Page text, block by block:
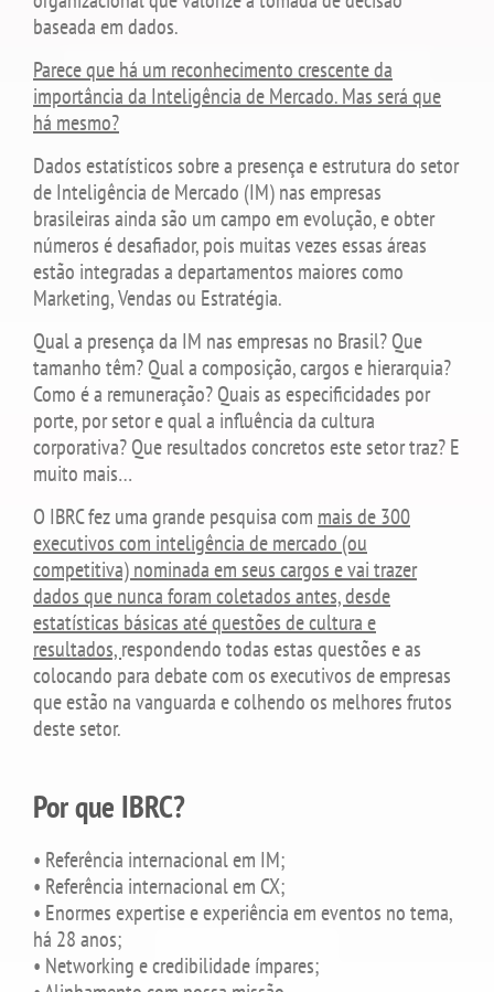
baseada em dados.
Parece que há um reconhecimento crescente da
importância da Inteligência de Mercado. Mas será que
há mesmo?
Dados estatísticos sobre a presença e estrutura do setor
de Inteligência de Mercado (IM) nas empresas
brasileiras ainda são um campo em evolução, e obter
números é desafiador, pois muitas vezes essas áreas
estão integradas a departamentos maiores como
Marketing, Vendas ou Estratégia.
Qual a presença da IM nas empresas no Brasil? Que
tamanho têm? Qual a composição, cargos e hierarquia?
Como é a remuneração? Quais as especificidades por
porte, por setor e qual a influência da cultura
corporativa? Que resultados concretos este setor traz? E
muito mais…
O IBRC fez uma grande pesquisa com mais de 300
executivos com inteligência de mercado (ou
competitiva) nominada em seus cargos e vai trazer
dados que nunca foram coletados antes, desde
estatísticas básicas até questões de cultura e
resultados,respondendo todas estas questões e as
colocando para debate com os executivos de empresas
que estão na vanguarda e colhendo os melhores frutos
deste setor.
Por que IBRC?
• Referência internacional em IM;
• Referência internacional em CX;
• Enormes expertise e experiência em eventos no tema,
há 28 anos;
• Networking e credibilidade ímpares;